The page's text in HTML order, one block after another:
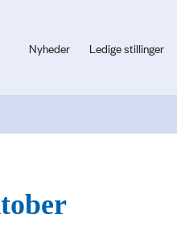
Nyheder Ledige stillinger